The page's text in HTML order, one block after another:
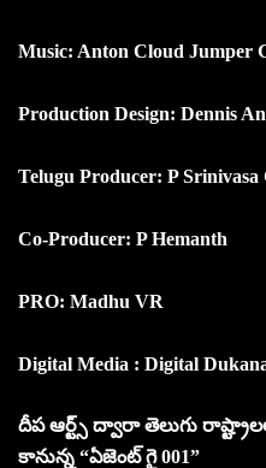
Music: Anton Cloud Jumper
Production Design: Dennis
Telugu Producer: P Srinivasa
Co-Producer: P Hemanth
PRO: Madhu VR
Digital Media : Digital
దీప ఆర్ట్స్ ద్వారా తెలుగు
కానున్న “ఏజెంట్ గై 001”